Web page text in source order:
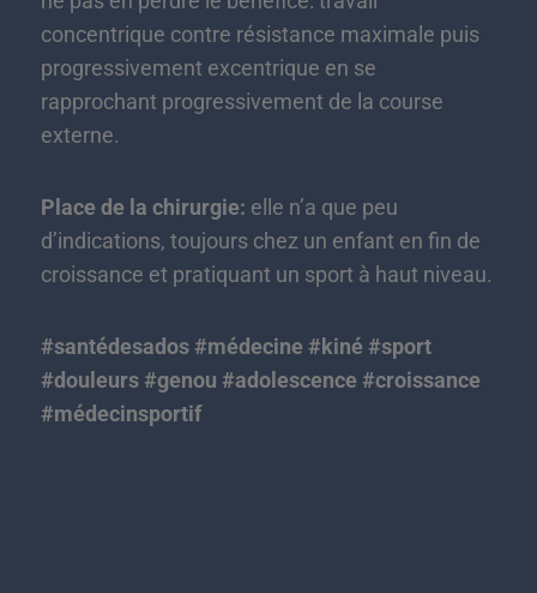
concentrique contre résistance maximale puis
progressivement excentrique en se
rapprochant progressivement de la course
externe.
Place de la chirurgie: elle n’a que peu
d’indications, toujours chez un enfant en fin de
croissance et pratiquant un sport à haut niveau.
#santédesados #médecine #kiné #sport
#douleurs #genou #adolescence #croissance
#médecinsportif